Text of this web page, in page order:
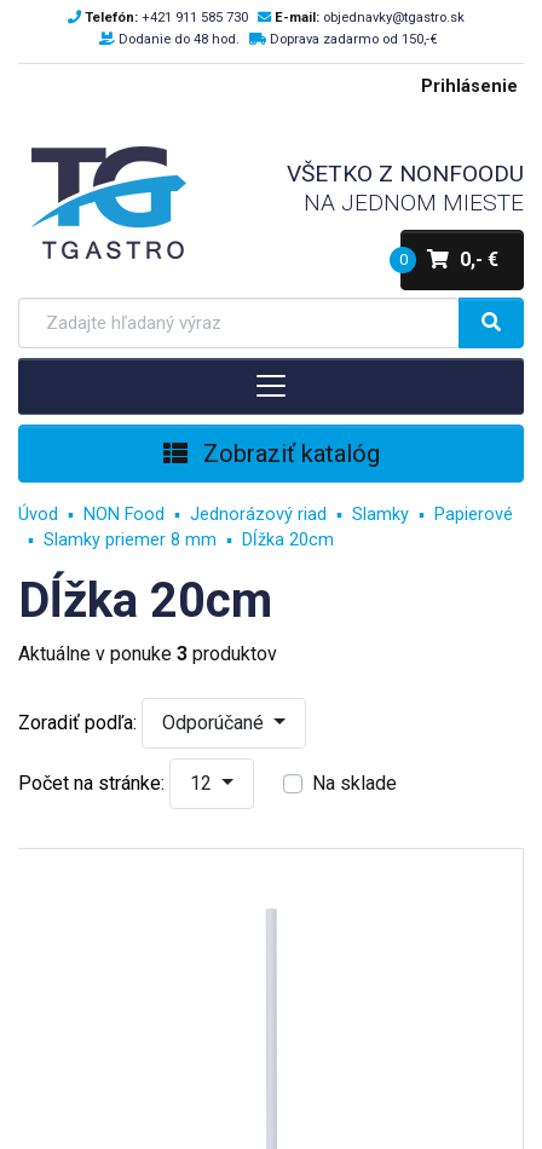
Telefón: +421 911 585 730 E-mail: objednavky@tgastro.sk
Dodanie do 48 hod.
Doprava zadarmo od 150,-€
Prihlásenie
VŠETKO Z NONFOODU
NA JEDNOM MIESTE
0 0,- €
Zobraziť katalóg
Úvod NON Food Jednorázový riad Slamky
Papierové
Slamky priemer 8 mm
Dĺžka 20cm
Dĺžka 20cm
Aktuálne v ponuke 3 produktov
Zoradiť podľa: Odporúčané
Počet na stránke: 12 Na sklade